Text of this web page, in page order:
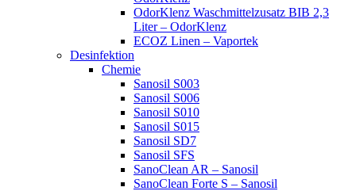
OdorKlenz Waschmittelzusatz BIB 2,3
Liter – OdorKlenz
ECOZ Linen – Vaportek
Desinfektion
Chemie
Sanosil S003
Sanosil S006
Sanosil S010
Sanosil S015
Sanosil SD7
Sanosil SFS
SanoClean AR – Sanosil
SanoClean Forte S – Sanosil